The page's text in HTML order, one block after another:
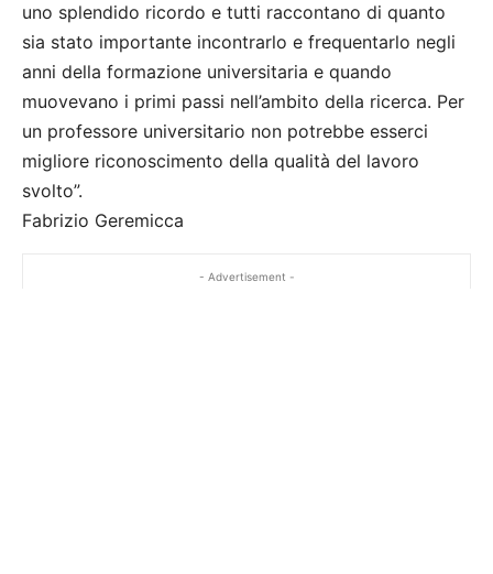
uno splendido ricordo e tutti raccontano di quanto
sia stato importante incontrarlo e frequentarlo negli
anni della formazione universitaria e quando
muovevano i primi passi nell’ambito della ricerca. Per
un professore universitario non potrebbe esserci
migliore riconoscimento della qualità del lavoro
svolto”.
Fabrizio Geremicca
- Advertisement -